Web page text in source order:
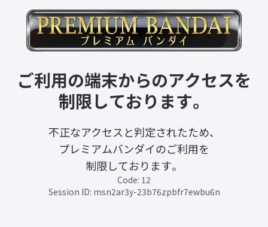
ご利用の端末からのアクセスを
制限しております。
不正なアクセスと判定されたため、
プレミアムバンダイのご利用を
制限しております。
Code: 12
Session ID: msn2ar3y-23b76zpbfr7ewbu6n